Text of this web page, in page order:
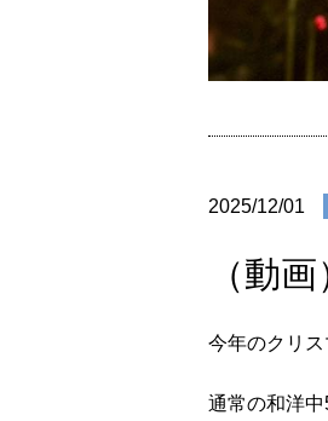
2025/12/01
（動
今年のクリ
通常の和洋中